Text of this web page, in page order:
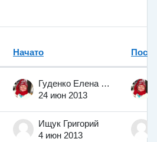
Показано 3
Начато
Гуденко Елена Викторовна
24 июн 2013
Ищук Григорий
4 июн 2013